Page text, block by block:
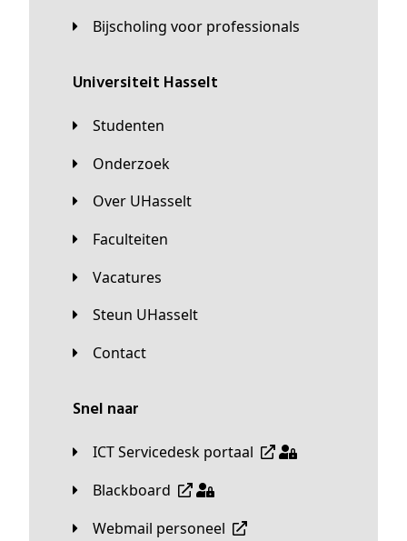
Bijscholing voor professionals
universiteit Hasselt
Studenten
Onderzoek
Over UHasselt
Faculteiten
Vacatures
Steun UHasselt
Contact
Snel naar
ICT Servicedesk portaal
Blackboard
Webmail personeel